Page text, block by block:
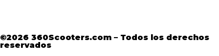
©2026 360Scooters.com – Todos los derechos
reservados